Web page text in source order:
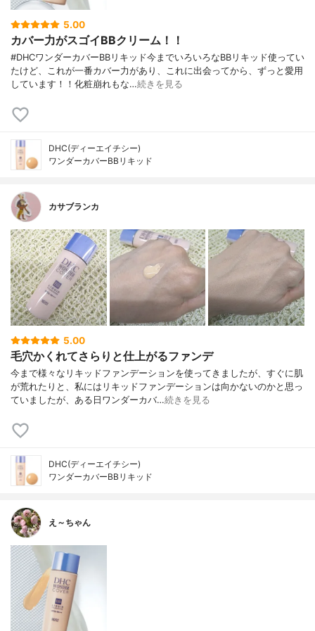
5.00
カバー力がスゴイBBクリーム！！
#DHCワンダーカバーBBリキッド今までいろいろなBBリキッド使ってい
たけど、これが一番カバー力があり、これに出会ってから、ずっと愛用
しています！！化粧崩れもな…続きを見る
DHC(ディーエイチシー)
ワンダーカバーBBリキッド
カサブランカ
5.00
毛穴かくれてさらりと仕上がるファンデ
今まで様々なリキッドファンデーションを使ってきましたが、すぐに肌
が荒れたりと、私にはリキッドファンデーションは向かないのかと思っ
ていましたが、ある日ワンダーカバ…続きを見る
DHC(ディーエイチシー)
ワンダーカバーBBリキッド
え～ちゃん